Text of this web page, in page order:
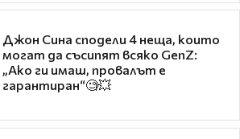
Джон Сина сподели 4 неща, които
могат да съсипят всяко GenZ:
„Ако ги имаш, провалът е
гарантиран“🧐💥